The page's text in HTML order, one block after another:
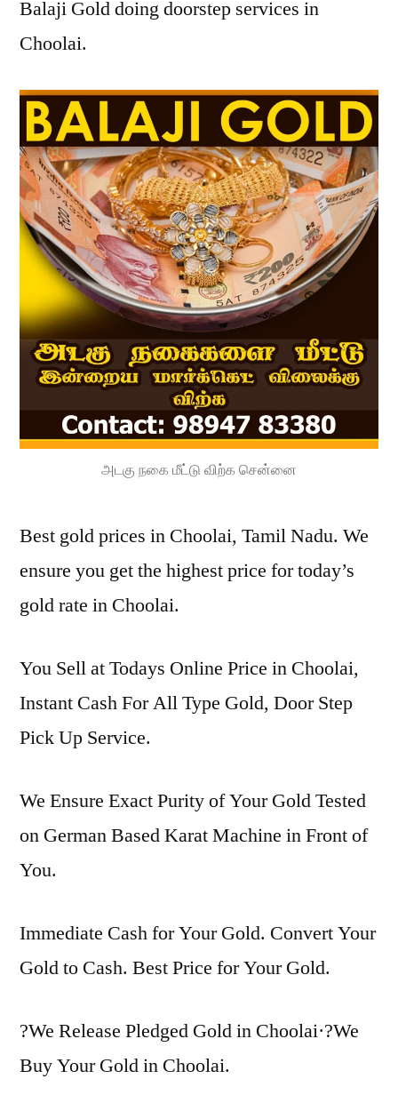
Balaji Gold doing doorstep services in
Choolai.
அடகு நகை மீட்டு விற்க சென்னை
Best gold prices in Choolai, Tamil Nadu. We
ensure you get the highest price for today’s
gold rate in Choolai.
You Sell at Todays Online Price in Choolai,
Instant Cash For All Type Gold, Door Step
Pick Up Service.
We Ensure Exact Purity of Your Gold Tested
on German Based Karat Machine in Front of
You.
Immediate Cash for Your Gold. Convert Your
Gold to Cash. Best Price for Your Gold.
?We Release Pledged Gold in Choolai·?We
Buy Your Gold in Choolai.